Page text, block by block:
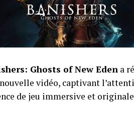
Ghosts of New Eden a
vidéo, captivant
de jeu immersive et